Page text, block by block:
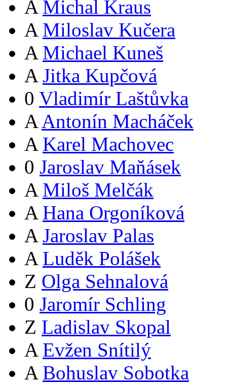
A Michal Kraus
A Miloslav Kučera
A Michael Kuneš
A Jitka Kupčová
0 Vladimír Laštůvka
A Antonín Macháček
A Karel Machovec
0 Jaroslav Maňásek
A Miloš Melčák
A Hana Orgoníková
A Jaroslav Palas
A Luděk Polášek
Z Olga Sehnalová
0 Jaromír Schling
Z Ladislav Skopal
A Evžen Snítilý
A Bohuslav Sobotka